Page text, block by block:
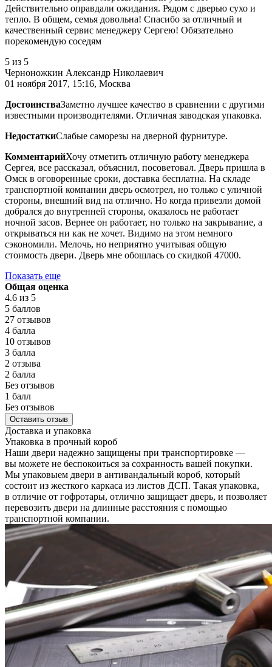
Действительно оправдали ожидания. Рядом с дверью сухо и
тепло. В общем, семья довольна! Спасибо за отличный и
качественный сервис менеджеру Сергею! Обязательно
порекомендую соседям
5 из 5
Черноножкин Александр Николаевич
01 ноября 2017, 15:16, Москва
ДостоинстваЗаметно лучшее качество в сравнении с другими
известными производителями. Отличная заводская упаковка.
НедостаткиСлабые саморезы на дверной фурнитуре.
КомментарийХочу отметить отличную работу менеджера
Сергея, все рассказал, объяснил, посоветовал. Дверь пришла в
Омск в оговоренные сроки, доставка бесплатна. На складе
транспортной компании дверь осмотрел, но только с уличной
стороны, внешний вид на отлично. Но когда привезли домой
добрался до внутренней стороны, оказалось не работает
ночной засов. Вернее он работает, но только на закрывание, а
открываться ни как не хочет. Видимо на этом немного
сэкономили. Мелочь, но неприятно учитывая общую
стоимость двери. Дверь мне обошлась со скидкой 47000.
Показать еще
Общая оценка
4.6 из 5
5 баллов
27 отзывов
4 балла
10 отзывов
3 балла
2 отзыва
2 балла
Без отзывов
1 балл
Без отзывов
Оставить отзыв
Доставка и упаковка
Упаковка в прочный короб
Наши двери надежно защищены при транспортировке —
вы можете не беспокоиться за сохранность вашей покупки.
Мы упаковыем двери в антивандальный короб, который
состоит из жесткого каркаса из листов ДСП. Такая упаковка,
в отличие от гофротары, отлично защищает дверь, и позволяет
перевозить двери на длинные расстояния с помощью
транспортной компании.